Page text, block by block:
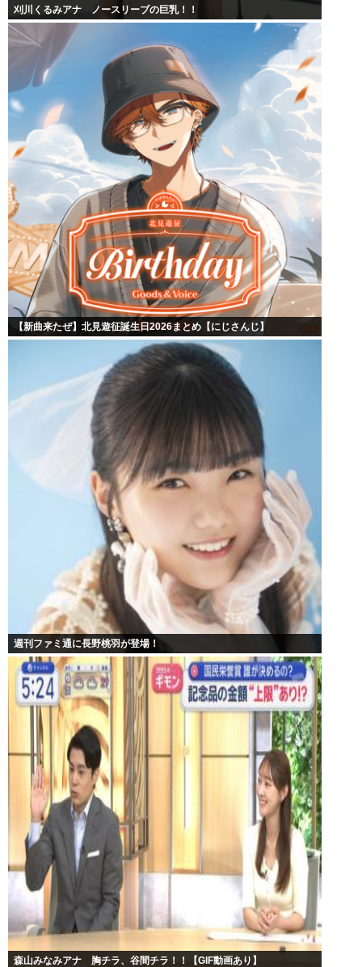
刈川くるみアナ ノースリーブの巨乳！！
【新曲来たぜ】北見遊征誕生日2026まとめ【にじさんじ】
週刊ファミ通に長野桃羽が登場！
森山みなみアナ 胸チラ、谷間チラ！！【GIF動画あり】